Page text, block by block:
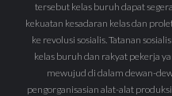
tersebut kelas buruh dapat
kekuatan kesadaran kelas dan
ke revolusi sosialis. Tatanan
kelas buruh dan rakyat pekerja
mewujud di dalam dewan-
pengorganisasian alat-alat